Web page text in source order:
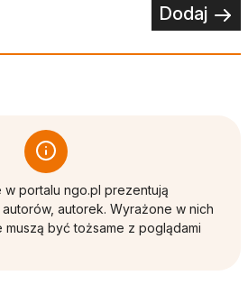
Dodaj
w portalu ngo.pl prezentują
autorek. Wyrażone w nich
być tożsame z poglądami